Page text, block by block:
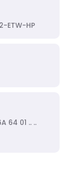
ETW-HP
64 01 .. ..